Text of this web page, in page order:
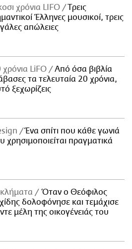
χρόνια LIFO
Tρεις
Έλληνες μουσικοί, τρεις
απώλειες
χρόνια LiFO
Από όσα βιβλία
τα τελευταία 20 χρόνια,
ξεχωρίζεις
Ένα σπίτι που κάθε γωνιά
χρησιμοποιείται πραγματικά
Όταν ο Θεόφιλος
δολοφόνησε και τεμάχισε
μέλη της οικογένειάς του